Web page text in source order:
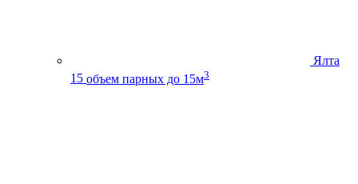
Ялта
15 объем парных до 15м3